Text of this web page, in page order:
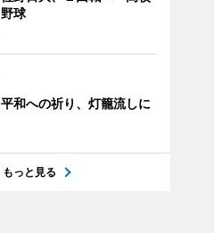
野球
平和への祈り、灯籠流しに
もっと見る